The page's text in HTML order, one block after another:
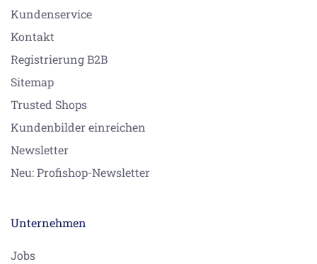
Kundenservice
Kontakt
Registrierung B2B
Sitemap
Trusted Shops
Kundenbilder einreichen
Newsletter
Neu: Profishop-Newsletter
Unternehmen
Jobs